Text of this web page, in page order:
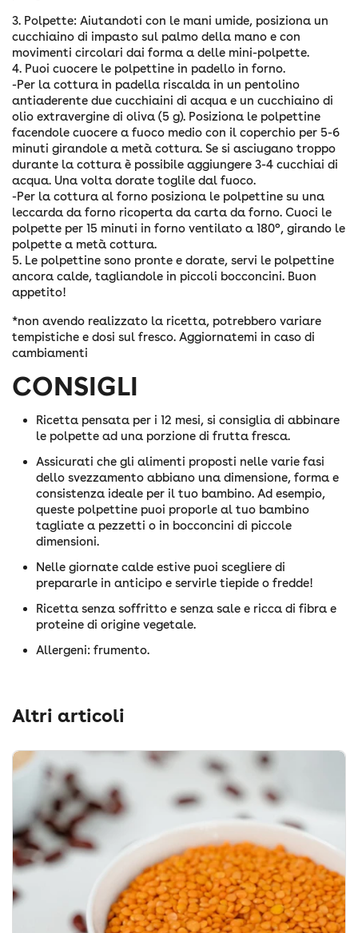
3. Polpette: Aiutandoti con le mani umide, posiziona un
cucchiaino di impasto sul palmo della mano e con
movimenti circolari dai forma a delle mini-polpette.
4. Puoi cuocere le polpettine in padello in forno.
-Per la cottura in padella riscalda in un pentolino
antiaderente due cucchiaini di acqua e un cucchiaino di
olio extravergine di oliva (5 g). Posiziona le polpettine
facendole cuocere a fuoco medio con il coperchio per 5-6
minuti girandole a metà cottura. Se si asciugano troppo
durante la cottura è possibile aggiungere 3-4 cucchiai di
acqua. Una volta dorate toglile dal fuoco.
-Per la cottura al forno posiziona le polpettine su una
leccarda da forno ricoperta da carta da forno. Cuoci le
polpette per 15 minuti in forno ventilato a 180°, girando le
polpette a metà cottura.
5. Le polpettine sono pronte e dorate, servi le polpettine
ancora calde, tagliandole in piccoli bocconcini. Buon
appetito!
*non avendo realizzato la ricetta, potrebbero variare
tempistiche e dosi sul fresco. Aggiornatemi in caso di
cambiamenti
CONSIGLI
Ricetta pensata per i 12 mesi, si consiglia di abbinare
le polpette ad una porzione di frutta fresca.
Assicurati che gli alimenti proposti nelle varie fasi
dello svezzamento abbiano una dimensione, forma e
consistenza ideale per il tuo bambino. Ad esempio,
queste polpettine puoi proporle al tuo bambino
tagliate a pezzetti o in bocconcini di piccole
dimensioni.
Nelle giornate calde estive puoi scegliere di
prepararle in anticipo e servirle tiepide o fredde!
Ricetta senza soffritto e senza sale e ricca di fibra e
proteine di origine vegetale.
Allergeni: frumento.
Altri articoli